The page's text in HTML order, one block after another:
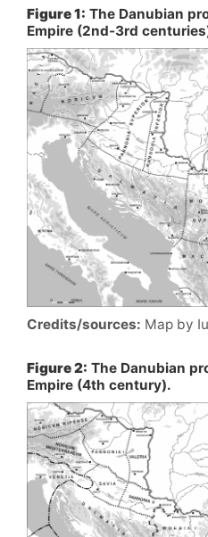
Figure 1: The Danubian
Empire (2nd-3rd
Credits/sources: Map by
Figure 2: The Danubian
Empire (4th century).